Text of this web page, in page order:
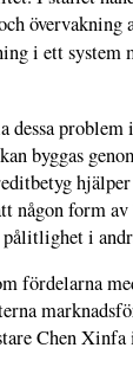
övervakning
i ett system
dessa
byggas
någon form
i
fördelarna
Chen